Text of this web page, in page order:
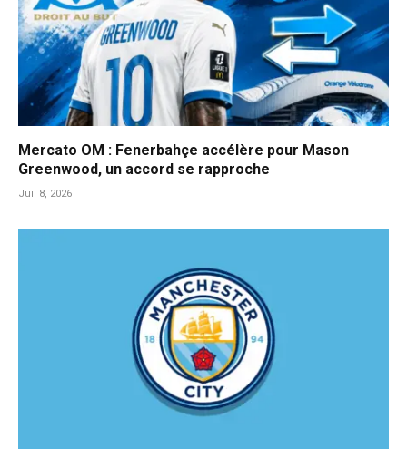
Mercato OM : Fenerbahçe accélère pour Mason
Greenwood, un accord se rapproche
Juil 8, 2026